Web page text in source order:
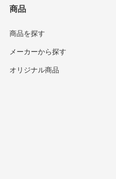
商品
商品を探す
メーカーから探す
オリジナル商品